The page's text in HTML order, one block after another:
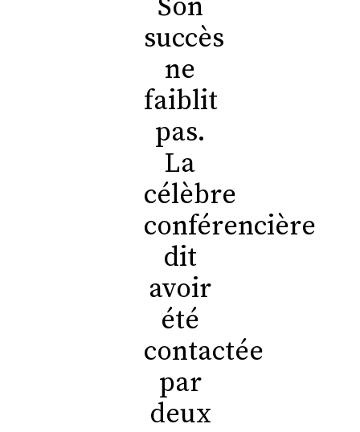
Son
succès
ne
faiblit
pas.
La
célèbre
conférencière
dit
avoir
été
contactée
par
deux